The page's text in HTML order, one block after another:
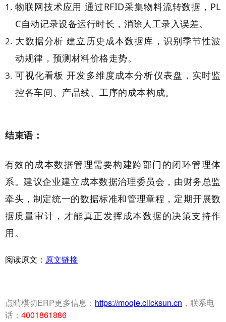
物联网技术应用 通过RFID采集物料流转数据，PL
C自动记录设备运行时长，消除人工录入误差。
大数据分析 建立历史成本数据库，识别季节性波
动规律，预测材料价格走势。
可视化看板 开发多维度成本分析仪表盘，实时监
控各车间、产品线、工序的成本构成。
结束语：
有效的成本数据管理需要构建跨部门的闭环管理体
系。建议企业建立成本数据治理委员会，由财务总监
牵头，制定统一的数据标准和管理章程，定期开展数
据质量审计，才能真正发挥成本数据的决策支持作
用。
阅读原文： 原文链接
点晴模切ERP更多信息： https://moqie.clicksun.cn ，联系电
话： 4001861886